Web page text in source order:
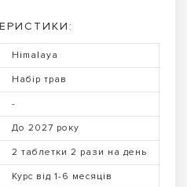
Himalaya
Набір трав
-
До 2027 року
2 таблетки 2 рази на день
Курс від 1-6 месяців